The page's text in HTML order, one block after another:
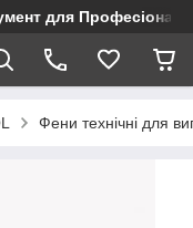
для
Фени технічні для